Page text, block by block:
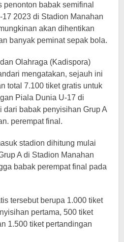
penonton babak semifinal
2023 di Stadion Manahan
akan dihentikan
banyak peminat sepak bola.
Olahraga (Kadispora)
mengatakan, sejauh ini
total 7.100 tiket gratis untuk
Piala Dunia U-17 di
dari babak penyisihan Grup A
perempat final.
stadion dihitung mulai
A di Stadion Manahan
babak perempat final pada
tersebut berupa 1.000 tiket
pertama, 500 tiket
1.500 tiket pertandingan